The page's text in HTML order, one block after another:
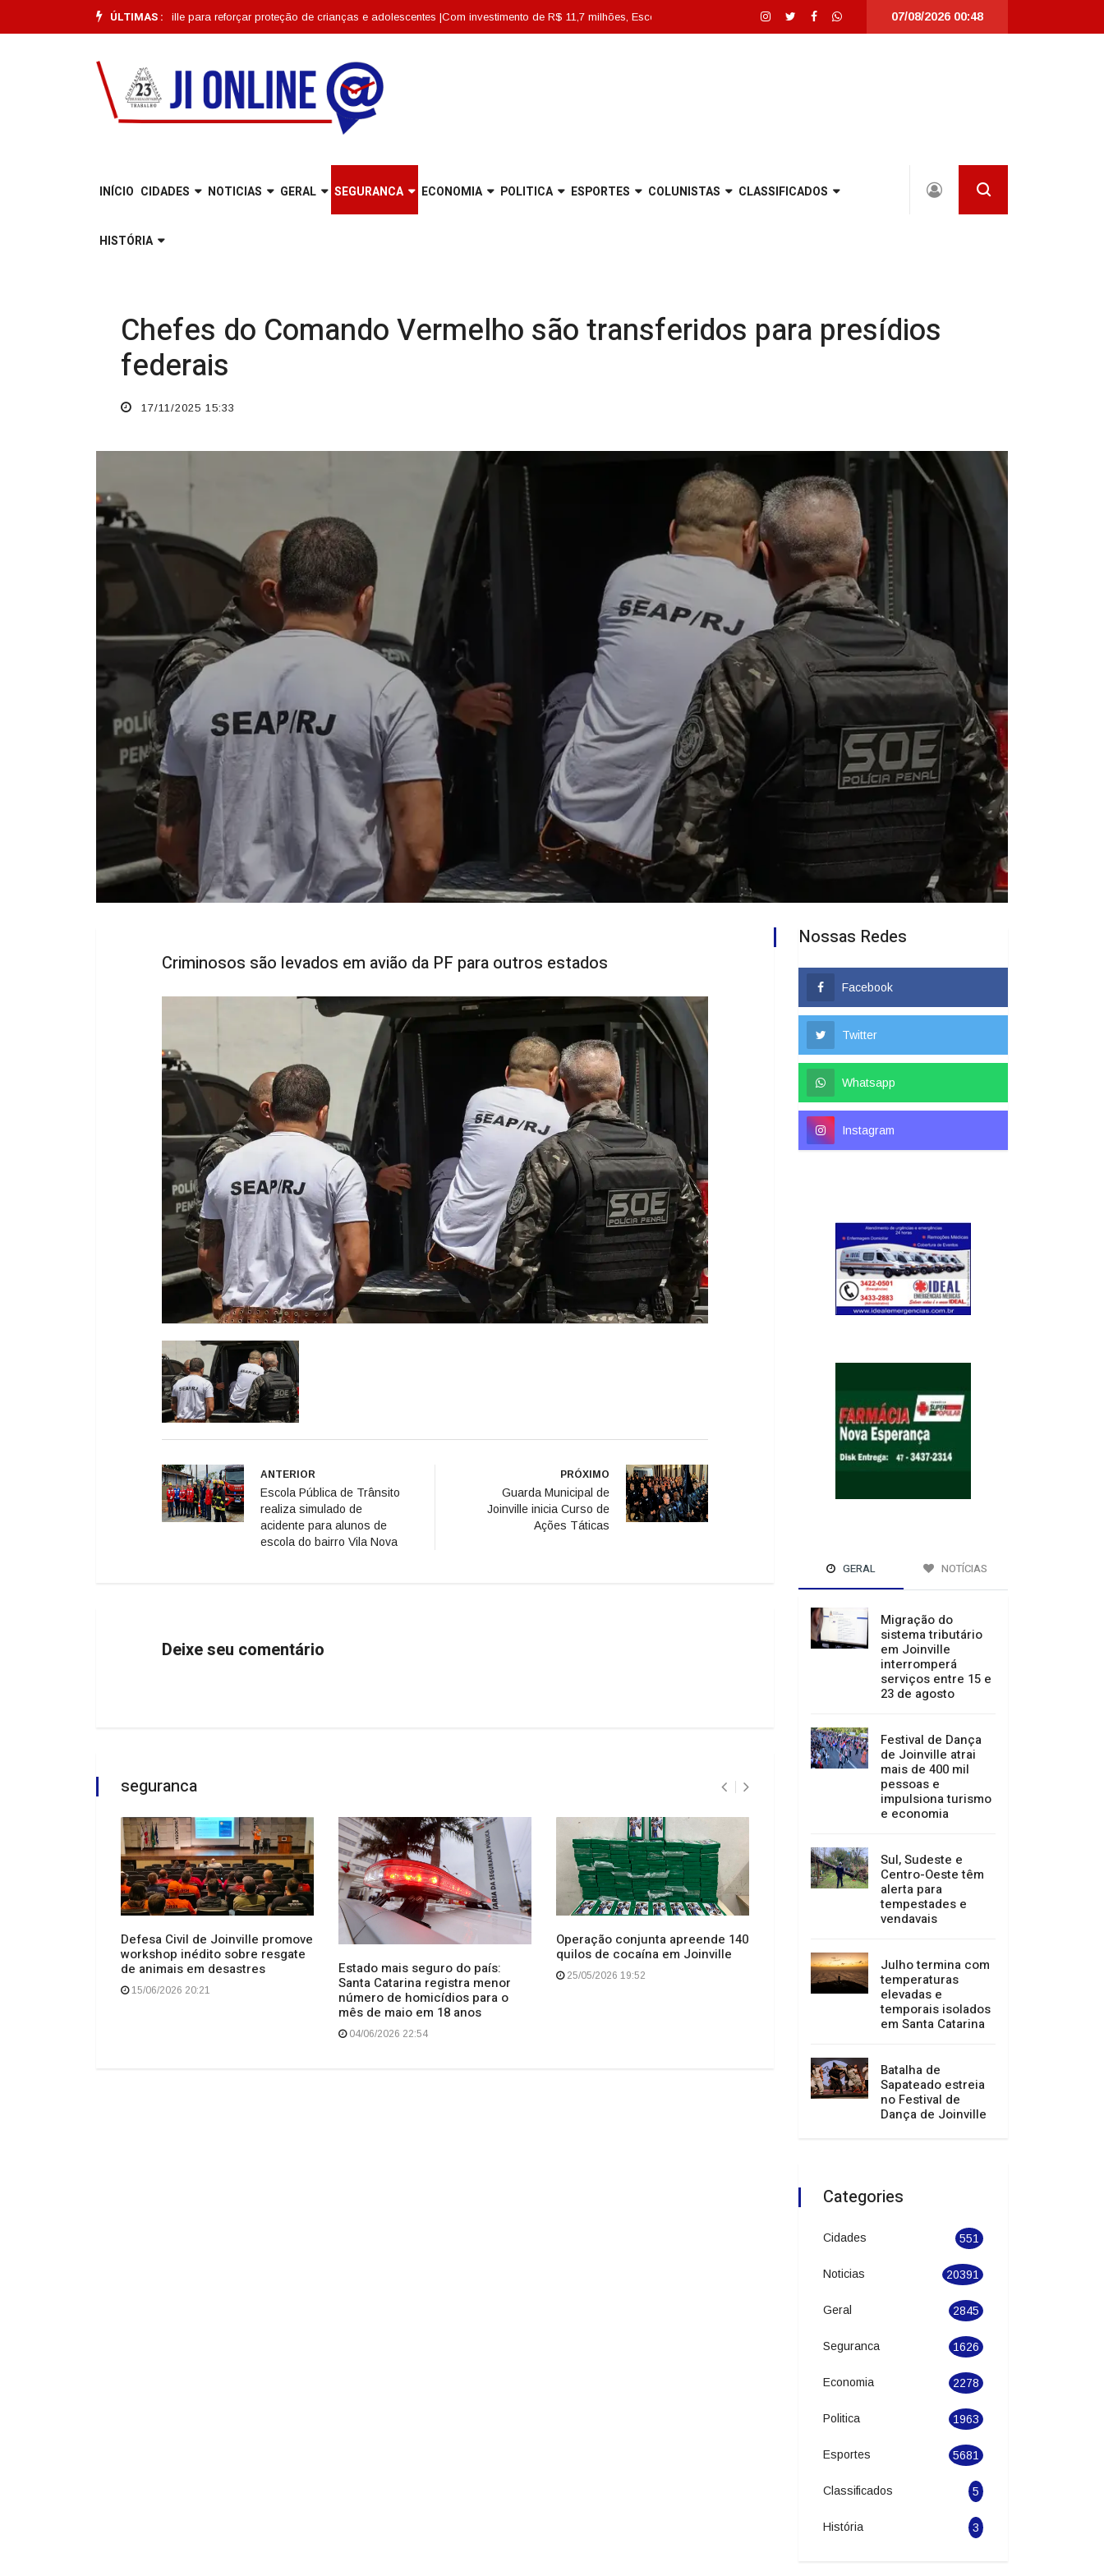
ÚLTIMAS :
começa em Joinville para reforçar proteção de crianças e adolescentes |Com investimento de R$ 11,7 milhões, Escola Abdon Baptista é entregue totalmente revitalizada em Joinville |Joinville recebe seletivas da
07/08/2026 00:48
INÍCIO CIDADES NOTICIAS GERAL SEGURANCA ECONOMIA POLITICA ESPORTES COLUNISTAS CLASSIFICADOS
HISTÓRIA
Chefes do Comando Vermelho são transferidos para presídios
federais
17/11/2025 15:33
Criminosos são levados em avião da PF para outros estados
ANTERIOR
Escola Pública de Trânsito
realiza simulado de
acidente para alunos de
escola do bairro Vila Nova
PRÓXIMO
Guarda Municipal de
Joinville inicia Curso de
Ações Táticas
Deixe seu comentário
seguranca
Defesa Civil de Joinville promove
workshop inédito sobre resgate
de animais em desastres
15/06/2026 20:21
Estado mais seguro do país:
Santa Catarina registra menor
número de homicídios para o
mês de maio em 18 anos
04/06/2026 22:54
Operação conjunta apreende 140
quilos de cocaína em Joinville
25/05/2026 19:52
desarticula grupo envolvido no
“golpe da marcha ré”
Nossas Redes
Facebook
Twitter
Whatsapp
Instagram
GERAL NOTÍCIAS
Migração do
sistema tributário
em Joinville
interromperá
serviços entre 15 e
23 de agosto
Festival de Dança
de Joinville atrai
mais de 400 mil
pessoas e
impulsiona turismo
e economia
Sul, Sudeste e
Centro-Oeste têm
alerta para
tempestades e
vendavais
Julho termina com
temperaturas
elevadas e
temporais isolados
em Santa Catarina
Batalha de
Sapateado estreia
no Festival de
Dança de Joinville
Categories
Cidades 551
Noticias 20391
Geral 2845
Seguranca 1626
Economia 2278
Politica 1963
Esportes 5681
Classificados 5
História 3